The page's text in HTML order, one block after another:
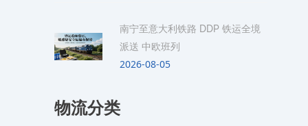
南宁至意大利铁路 DDP 铁运全境
派送 中欧班列
2026-08-05
物流分类